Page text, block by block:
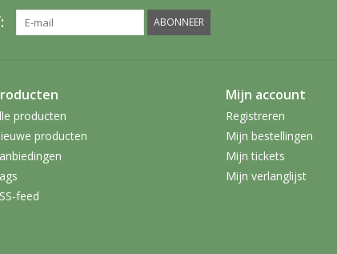
ABONNEER
producten
producten
feed
Mijn account
Registreren
Mijn bestellingen
Mijn tickets
Mijn verlanglijst